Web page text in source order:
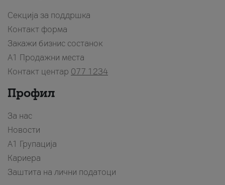
Секција за поддршка
Контакт форма
Закажи бизнис состанок
A1 Продажни места
Контакт центар 077 1234
Профил
За нас
Новости
А1 Групација
Кариера
Заштита на лични податоци